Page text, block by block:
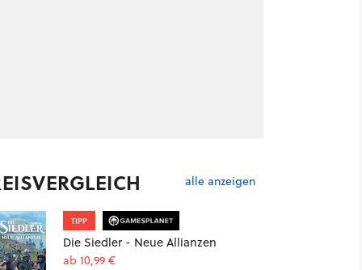
alle anzeigen
TIPP
Die Siedler - Neue Allianzen
ab 10,99 €